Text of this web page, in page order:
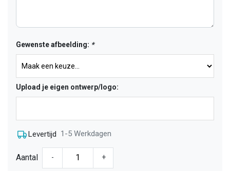
Gewenste afbeelding: *
Upload je eigen ontwerp/logo:
Levertijd 1-5 Werkdagen
Aantal - +